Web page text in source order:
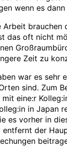
wenn es
brauchen
das oft nicht
Zeit zu
war es sehr
sind. Zum
eine:r
in Japan
es vorher in
entfernt der